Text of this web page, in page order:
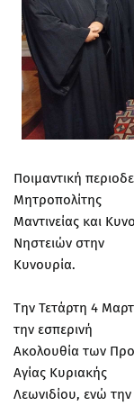
Ποιμαντική
Μητροπολίτης
Μαντινείας και
Νηστειών στην
Κυνουρία.
Την Τετάρτη 4
την εσπερινή
Ακολουθία των
Αγίας Κυριακής
Λεωνιδίου, ενώ